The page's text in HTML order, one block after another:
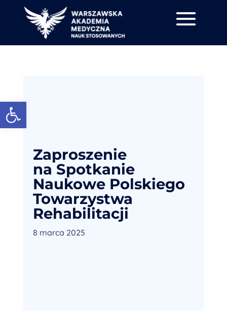
Zaproszenie
na Spotkanie
Naukowe Polskiego
Towarzystwa
Rehabilitacji
8 marca 2025
Otwórz pasek narzędzi